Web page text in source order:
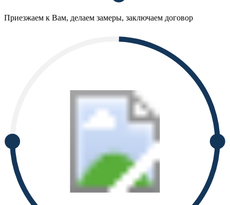
Приезжаем к Вам, делаем замеры, заключаем договор